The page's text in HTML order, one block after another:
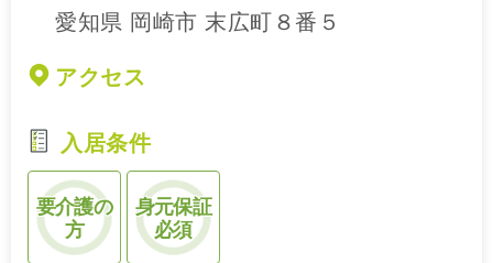
愛知県 岡崎市 末広町８番５
アクセス
入居条件
要介護の
方
身元保証
必須